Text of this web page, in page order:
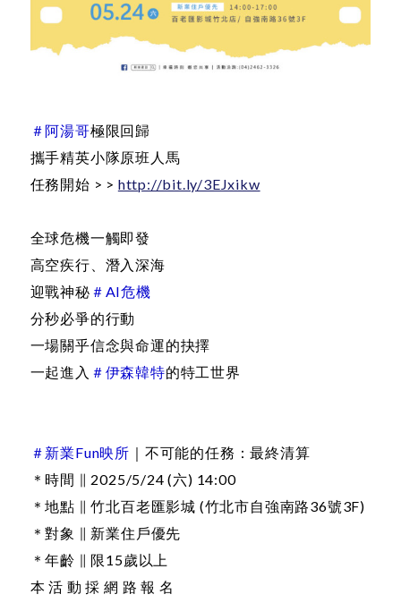
＃阿湯哥極限回歸
攜手精英小隊原班人馬
任務開始 > > http://bit.ly/3EJxikw
全球危機一觸即發
高空疾行、潛入深海
迎戰神秘 ＃AI危機
分秒必爭的行動
一場關乎信念與命運的抉擇
一起進入 ＃伊森韓特的特工世界
＃新業Fun映所 ｜不可能的任務：最終清算
＊時間 ∥ 2025/5/24 (六) 14:00
＊地點 ∥ 竹北百老匯影城 (竹北市自強南路36號3F)
＊對象 ∥ 新業住戶優先
＊年齡 ∥ 限15歲以上
本 活 動 採 網 路 報 名